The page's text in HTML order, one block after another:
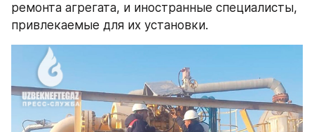
ремонта агрегата, и иностранные специалисты,
привлекаемые для их установки.